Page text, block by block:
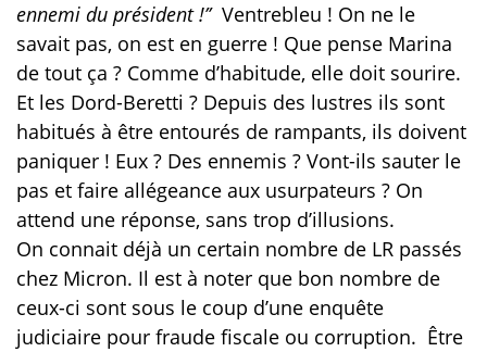
ennemi du président !’’ Ventrebleu ! On ne le
savait pas, on est en guerre ! Que pense Marina
de tout ça ? Comme d’habitude, elle doit sourire.
Et les Dord-Beretti ? Depuis des lustres ils sont
habitués à être entourés de rampants, ils doivent
paniquer ! Eux ? Des ennemis ? Vont-ils sauter le
pas et faire allégeance aux usurpateurs ? On
attend une réponse, sans trop d’illusions.
On connait déjà un certain nombre de LR passés
chez Micron. Il est à noter que bon nombre de
ceux-ci sont sous le coup d’une enquête
judiciaire pour fraude fiscale ou corruption. Être